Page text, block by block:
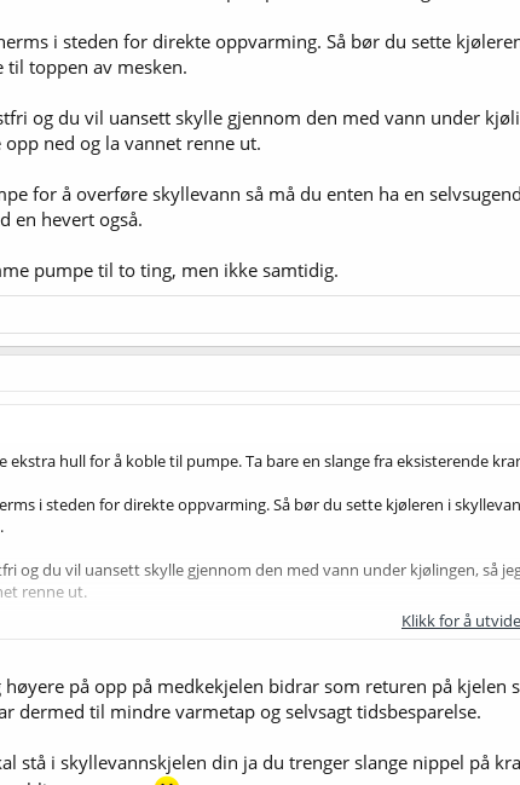
i steden for direkte oppvarming. Så bør du sette
til toppen av mesken.
og du vil uansett skylle gjennom den med vann under
opp ned og la vannet renne ut.
for å overføre skyllevann så må du enten ha en
en hevert også.
pumpe til to ting, men ikke samtidig.
ekstra hull for å koble til pumpe. Ta bare en slange fra eksisterende
i steden for direkte oppvarming. Så bør du sette kjøleren i
og du vil uansett skylle gjennom den med vann under kjølingen, så
renne ut.
for å overføre skyllevann så må du enten ha en selvsugende
pumpe til to ting, men ikke samtidig.
Klikk for å
på opp på medkekjelen bidrar som returen på
dermed til mindre varmetap og selvsagt tidsbesparelse.
stå i skyllevannskjelen din ja du trenger slange nippel på